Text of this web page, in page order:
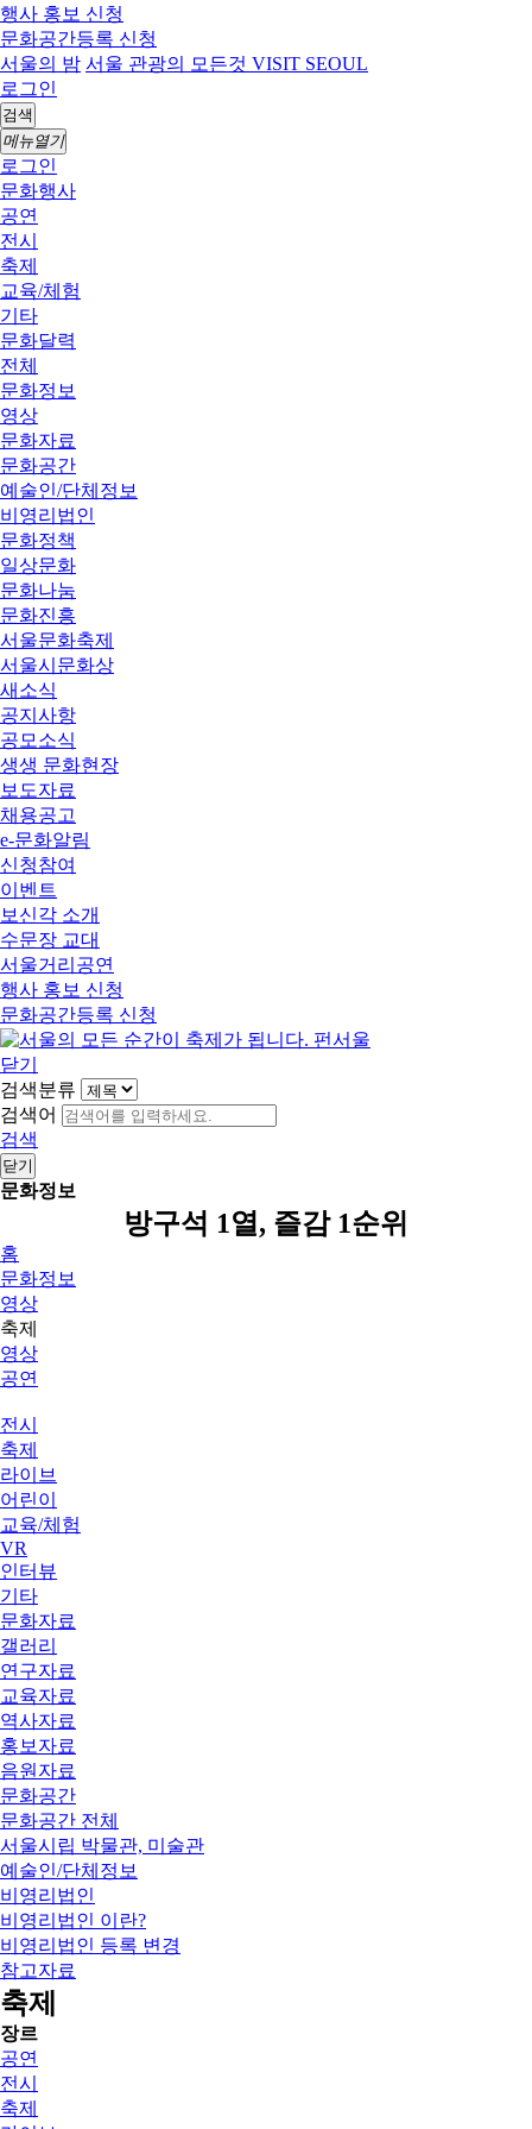
행사 홍보 신청
문화공간등록 신청
서울의 밤 서울 관광의 모든것 VISIT SEOUL
로그인
검색
메뉴열기
로그인
문화행사
공연
전시
축제
교육/체험
기타
문화달력
전체
문화정보
영상
문화자료
문화공간
예술인/단체정보
비영리법인
문화정책
일상문화
문화나눔
문화진흥
서울문화축제
서울시문화상
새소식
공지사항
공모소식
생생 문화현장
보도자료
채용공고
e-문화알림
신청참여
이벤트
보신각 소개
수문장 교대
서울거리공연
행사 홍보 신청
문화공간등록 신청
닫기
검색분류
검색어
검색
닫기
문화정보
방구석 1열, 즐감 1순위
홈
문화정보
영상
축제
영상
공연
전시
축제
라이브
어린이
교육/체험
VR
인터뷰
기타
문화자료
갤러리
연구자료
교육자료
역사자료
홍보자료
음원자료
문화공간
문화공간 전체
서울시립 박물관, 미술관
예술인/단체정보
비영리법인
비영리법인 이란?
비영리법인 등록 변경
참고자료
축제
장르
공연
전시
축제